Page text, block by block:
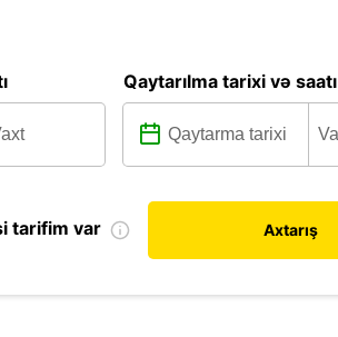
Qaytarılma tarixi və saatı
tarifim var Axtarış